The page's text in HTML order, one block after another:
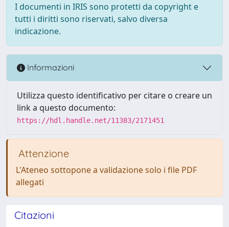
I documenti in IRIS sono protetti da copyright e
tutti i diritti sono riservati, salvo diversa
indicazione.
Informazioni
Utilizza questo identificativo per citare o creare un
link a questo documento:
https://hdl.handle.net/11383/2171451
Attenzione
L'Ateneo sottopone a validazione solo i file PDF
allegati
Citazioni